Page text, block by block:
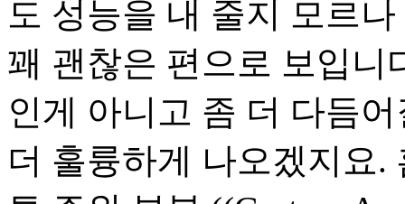
도 성능을 내 줄지 모르
꽤 괜찮은 편으로 보입니
인게 아니고 좀 더 다듬
더 훌륭하게 나오겠지요.